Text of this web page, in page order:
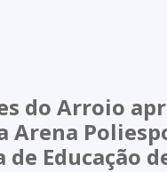
do Arroio
Arena
Educação